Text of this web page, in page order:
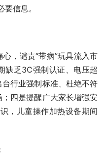
信息。
，谴责“带病”玩具流入市
缺乏3C强制认证、电压超
行业强制标准、杜绝不符
四是提醒广大家长增强安
，儿童操作加热设备期间